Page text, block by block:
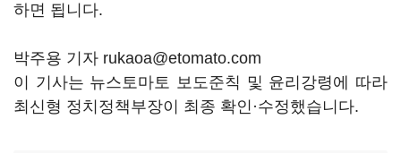
하면 됩니다.
박주용 기자 rukaoa@etomato.com
이 기사는 뉴스토마토 보도준칙 및 윤리강령에 따라
최신형 정치정책부장이 최종 확인·수정했습니다.